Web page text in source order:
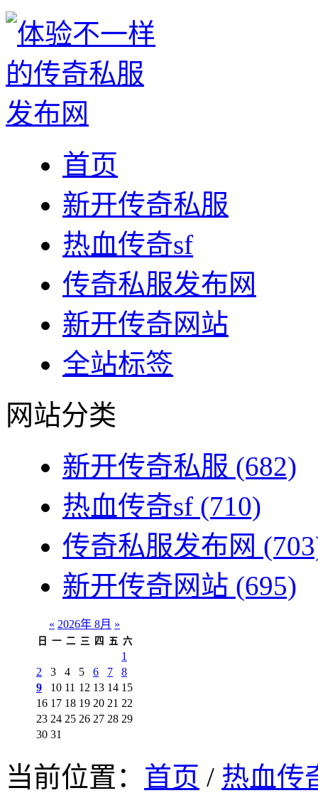
首页
新开传奇私服
热血传奇sf
传奇私服发布网
新开传奇网站
全站标签
网站分类
新开传奇私服 (682)
热血传奇sf (710)
传奇私服发布网
新开传奇网站 (695)
« 2026年 8月 »
日 一 二 三 四 五 六
1
2
3 4 5 6 7
8
9
10 11 12 13 14 15
16 17 18 19 20 21 22
23 24 25 26 27 28 29
30 31
当前位置： 首页 / 热血传